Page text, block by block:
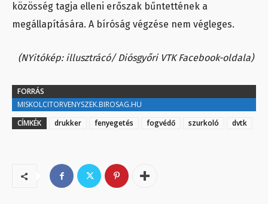
közösség tagja elleni erőszak bűntettének a
megállapítására. A bíróság végzése nem végleges.
(NYitókép: illusztrácó/ Diósgyőri VTK Facebook-oldala)
FORRÁS
MISKOLCITORVENYSZEK.BIROSAG.HU
CÍMKÉK
drukker fenyegetés fogvédő szurkoló dvtk